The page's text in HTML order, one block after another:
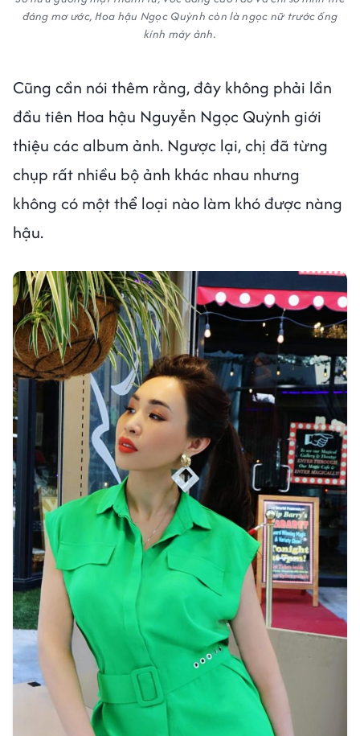
đáng mơ ước, Hoa hậu Ngọc Quỳnh còn là ngọc nữ trước ống
kính máy ảnh.
Cũng cần nói thêm rằng, đây không phải lần
đầu tiên Hoa hậu Nguyễn Ngọc Quỳnh giới
thiệu các album ảnh. Ngược lại, chị đã từng
chụp rất nhiều bộ ảnh khác nhau nhưng
không có một thể loại nào làm khó được nàng
hậu.